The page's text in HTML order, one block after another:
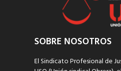
SOBRE NOSOTROS
El Sindicato Profesional de